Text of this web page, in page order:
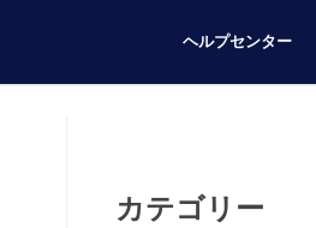
ヘルプセンター
カテゴリー